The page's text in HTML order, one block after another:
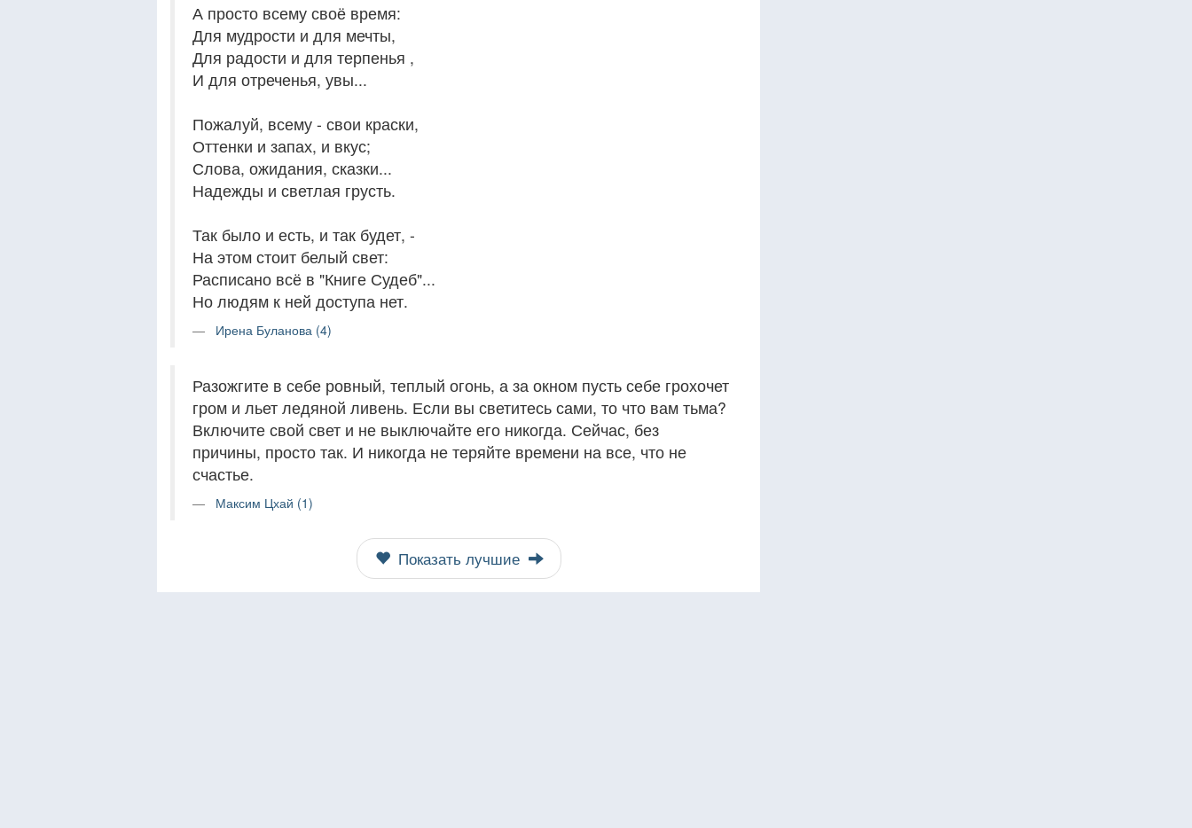
А просто всему своё время:
Для мудрости и для мечты,
Для радости и для терпенья ,
И для отреченья, увы...
Пожалуй, всему - свои краски,
Оттенки и запах, и вкус;
Слова, ожидания, сказки...
Надежды и светлая грусть.
Так было и есть, и так будет, -
На этом стоит белый свет:
Расписано всё в "Книге Судеб"...
Но людям к ней доступа нет.
Ирена Буланова (4)
Разожгите в себе ровный, теплый огонь, а за окном пусть себе грохочет
гром и льет ледяной ливень. Если вы светитесь сами, то что вам тьма?
Включите свой свет и не выключайте его никогда. Сейчас, без
причины, просто так. И никогда не теряйте времени на все, что не
счастье.
Максим Цхай (1)
Показать лучшие